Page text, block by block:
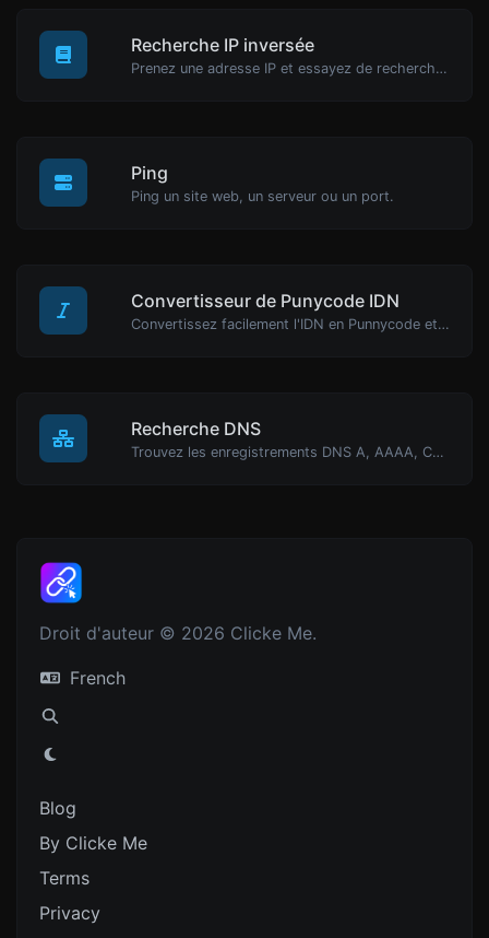
Recherche IP inversée
Prenez une adresse IP et essayez de rechercher le domaine/hôte associé.
Ping
Ping un site web, un serveur ou un port.
Convertisseur de Punycode IDN
Convertissez facilement l'IDN en Punnycode et vice versa.
Recherche DNS
Trouvez les enregistrements DNS A, AAAA, CNAME, MX, NS, TXT, SOA d'un hôte.
Droit d'auteur © 2026 Clicke Me.
French
Blog
By Clicke Me
Terms
Privacy